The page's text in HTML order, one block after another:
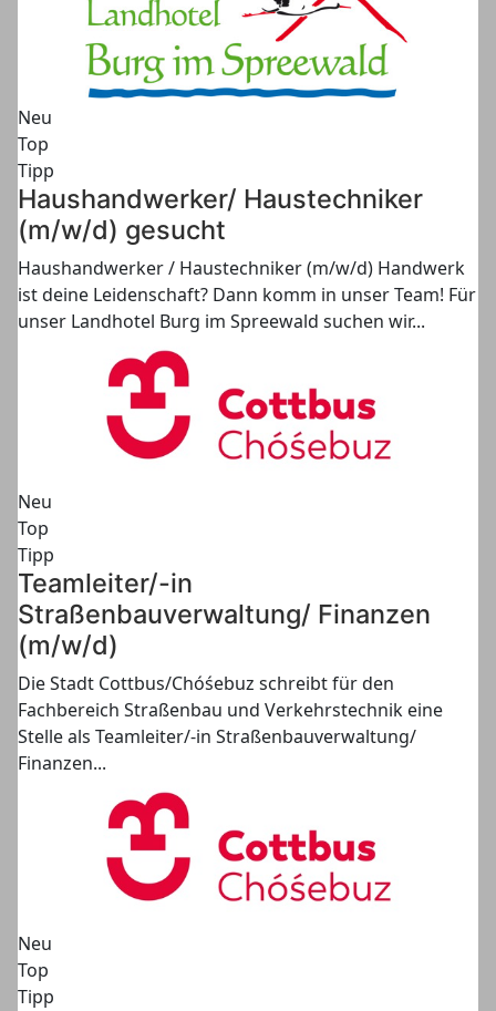
Neu
Top
Tipp
Haushandwerker/ Haustechniker
(m/w/d) gesucht
Haushandwerker / Haustechniker (m/w/d) Handwerk
ist deine Leidenschaft? Dann komm in unser Team! Für
unser Landhotel Burg im Spreewald suchen wir...
Neu
Top
Tipp
Teamleiter/-in
Straßenbauverwaltung/ Finanzen
(m/w/d)
Die Stadt Cottbus/Chóśebuz schreibt für den
Fachbereich Straßenbau und Verkehrstechnik eine
Stelle als Teamleiter/-in Straßenbauverwaltung/
Finanzen...
Neu
Top
Tipp